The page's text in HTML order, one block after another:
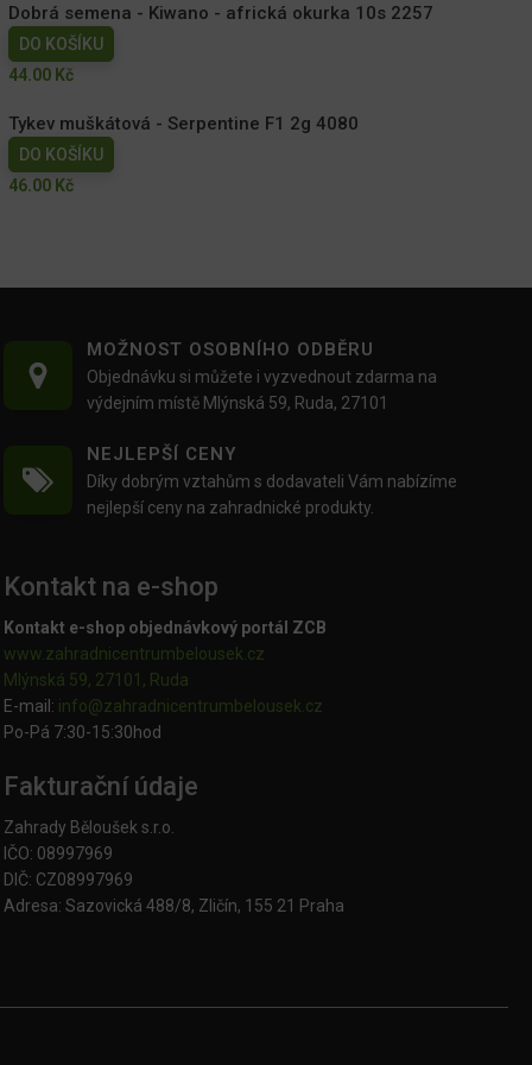
Dobrá semena - Kiwano - africká okurka 10s 2257
DO KOŠÍKU
44.00 Kč
Tykev muškátová - Serpentine F1 2g 4080
DO KOŠÍKU
46.00 Kč
MOŽNOST OSOBNÍHO ODBĚRU
Objednávku si můžete i vyzvednout zdarma na
výdejním místě Mlýnská 59, Ruda, 27101
NEJLEPŠÍ CENY
Díky dobrým vztahům s dodavateli Vám nabízíme
nejlepší ceny na zahradnické produkty.
Kontakt na e-shop
Kontakt e-shop objednávkový portál ZCB
www.zahradnicentrumbelousek.cz
Mlýnská 59, 27101, Ruda
E-mail: info@zahradnicentrumbelousek. cz
Po-Pá 7:30-15:30hod
Fakturační údaje
Zahrady Běloušek s.r.o.
IČO: 08997969
DIČ: CZ08997969
Adresa: Sazovická 488/8, Zličín, 155 21 Praha